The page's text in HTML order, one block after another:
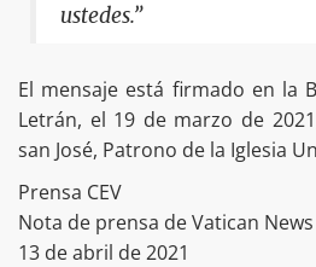
ustedes.”
El mensaje está firmado en la
Letrán, el 19 de marzo de
san José, Patrono de la Iglesia
Prensa CEV
Nota de prensa de Vatican News
13 de abril de 2021